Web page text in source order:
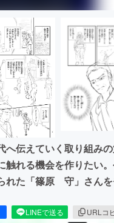
へ伝えていく取り組み
れる機会を作りたい
れた「篠原 守」さん
LINEで送る URLコ